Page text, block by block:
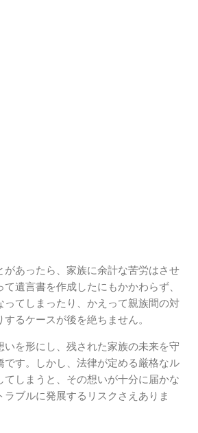
があったら、家族に余計な苦労はさせ
遺言書を作成したにもかかわらず、
ってしまったり、かえって親族間の対
るケースが後を絶ちません。
いを形にし、残された家族の未来を守
です。しかし、法律が定める厳格なル
てしまうと、その想いが十分に届かな
ラブルに発展するリスクさえありま